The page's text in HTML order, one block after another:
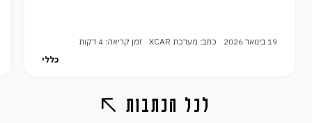
19 בינואר 2026 כתב: מערכת XCAR
זמן קריאה: 4 דקות
כללי
לכל הכתבות